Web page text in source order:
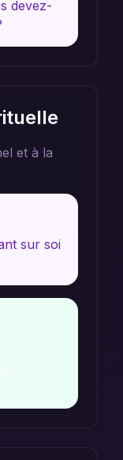
devez-
et à la
sur soi